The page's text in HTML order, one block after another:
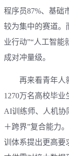
程序员87%、基
较为集中的赛道。
业行动”“人工智能
成对冲量级。
再来看青年人就
1270万名高校毕
AI训练师、人机协
＋跨界”复合能力
训体系提出更高要